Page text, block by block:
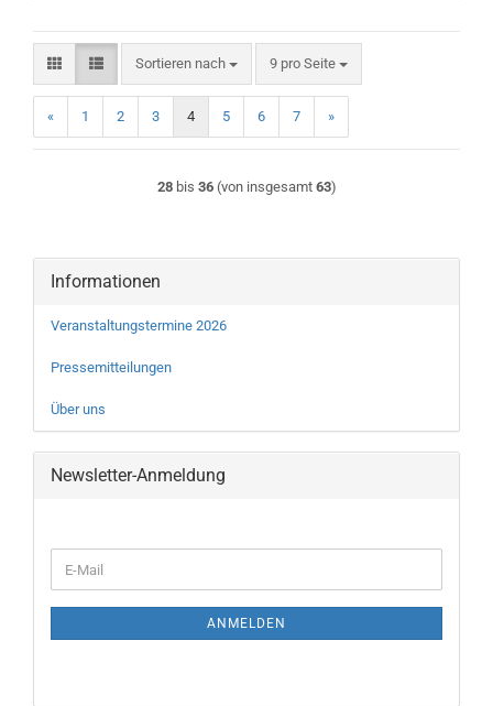
Sortieren nach
Sortieren nach 9 pro Seite
pro Seite
« 1 2 3 4 5 6 7 »
28bis 36(von insgesamt 63)
Informationen
Veranstaltungstermine 2026
Pressemitteilungen
Über uns
Newsletter-Anmeldung
ZUR
E-
Mail
ANMELDEN